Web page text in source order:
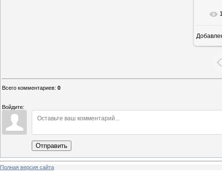
Всего комментариев: 0
Войдите:
Отправить
Полная версия сайта